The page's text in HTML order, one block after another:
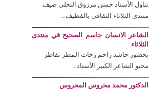
تناول الأستاذ حسن مرزوق النخلي ضيف
منتدى الثلاثاء الثقافي بالقطيف...
الشاعر الانسان جاسم الصحيح في منتدى
الثلاثاء
بحضور حاشد زاحم زخات المطر تقاطر
محبو الشاعر الكبير الأستاذ...
الدكتور محمد محروس المحروس